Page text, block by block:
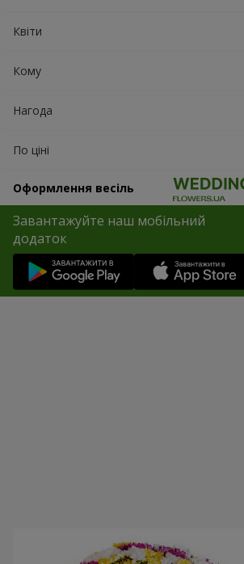
Квіти
Кому
Нагода
По ціні
Оформлення весіль
Завантажуйте наш мобільний
додаток